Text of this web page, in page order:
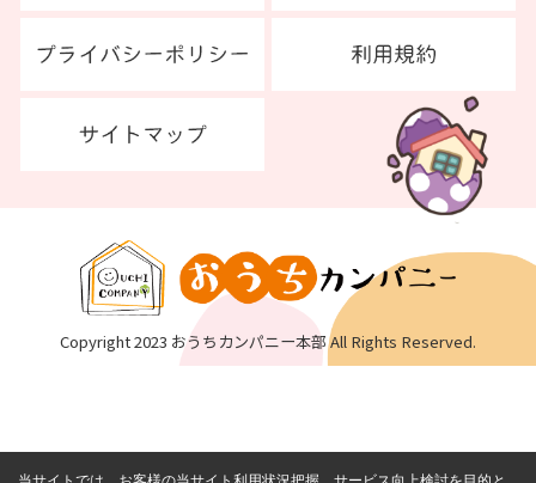
Copyright 2023 おうちカンパニー本部 All Rights Reserved.